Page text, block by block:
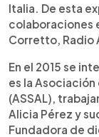
Italia. De esta
colaboraciones
Corretto, Radio
En el 2015 se
es la
(ASSAL),
Alicia Pérez y
Fundadora de